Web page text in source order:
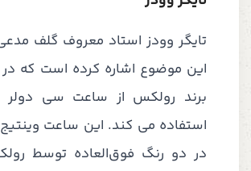
تایگر وودز استاد معروف گلف
این موضوع اشاره کرده است که در
برند رولکس از ساعت سی
استفاده می کند. این ساعت
در دو رنگ فوق‌العاده توسط